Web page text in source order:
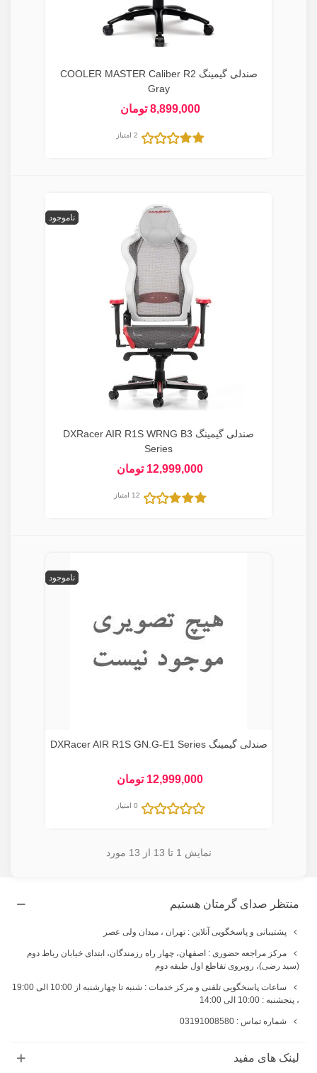
صندلی گیمینگ COOLER MASTER Caliber R2
Gray
8,899,000 تومان
2 امتیاز
ناموجود
صندلی گیمینگ DXRacer AIR R1S WRNG B3
Series
12,999,000 تومان
12 امتیاز
ناموجود
صندلی گیمینگ DXRacer AIR R1S GN.G-E1 Series
12,999,000 تومان
0 امتیاز
نمایش 1 تا 13 از 13 مورد
منتظر صدای گرمتان هستیم
پشتیبانی و پاسخگویی آنلاین : تهران ، میدان ولی عصر
مرکز مراجعه حضوری : اصفهان، چهار راه رزمندگان، ابتدای خیابان رباط دوم
(سید رضی)، روبروی تقاطع اول طبقه دوم
ساعات پاسخگویی تلفنی و مرکز خدمات : شنبه تا چهارشنبه از 10:00 الی 19:00
، پنجشنبه : 10:00 الی 14:00
شماره تماس : 03191008580
لینک های مفید